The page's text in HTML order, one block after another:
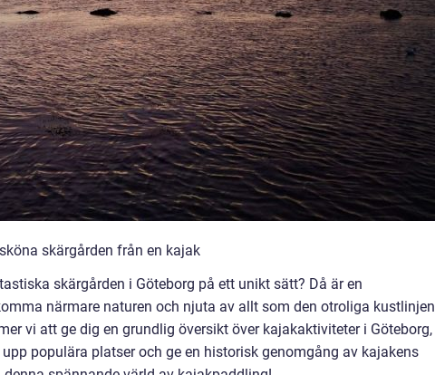
skärgården från en kajak
skärgården i Göteborg på ett unikt sätt? Då är en
närmare naturen och njuta av allt som den otroliga kustlinjen
vi att ge dig en grundlig översikt över kajakaktiviteter i Göteborg,
populära platser och ge en historisk genomgång av kajakens